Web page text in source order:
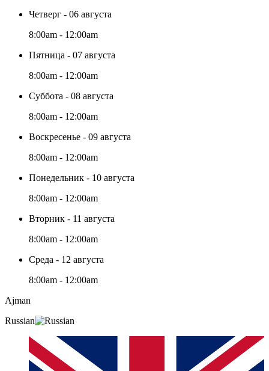
Четверг - 06 августа
8:00am - 12:00am
Пятница - 07 августа
8:00am - 12:00am
Суббота - 08 августа
8:00am - 12:00am
Воскресенье - 09 августа
8:00am - 12:00am
Понедельник - 10 августа
8:00am - 12:00am
Вторник - 11 августа
8:00am - 12:00am
Среда - 12 августа
8:00am - 12:00am
Ajman
Russian